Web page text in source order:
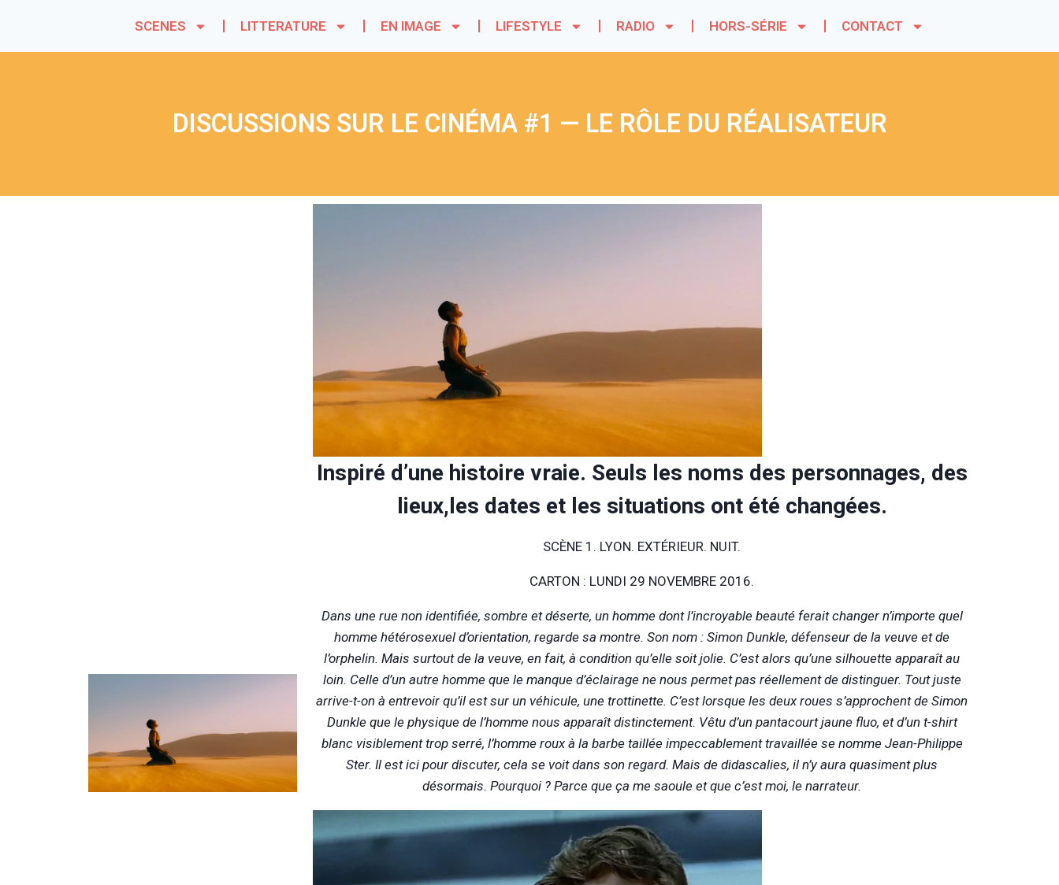
SCENES LITTERATURE EN IMAGE LIFESTYLE RADIO HORS-SÉRIE CONTACT
DISCUSSIONS SUR LE CINÉMA #1 — LE RÔLE DU RÉALISATEUR
Inspiré d’une histoire vraie. Seuls les noms des personnages, des
lieux,les dates et les situations ont été changées.
SCÈNE 1. LYON. EXTÉRIEUR. NUIT.
CARTON : LUNDI 29 NOVEMBRE 2016.
Dans une rue non identifiée, sombre et déserte, un homme dont l’incroyable beauté ferait changer n’importe quel
homme hétérosexuel d’orientation, regarde sa montre. Son nom : Simon Dunkle, défenseur de la veuve et de
l’orphelin. Mais surtout de la veuve, en fait, à condition qu’elle soit jolie. C’est alors qu’une silhouette apparaît au
loin. Celle d’un autre homme que le manque d’éclairage ne nous permet pas réellement de distinguer. Tout juste
arrive-t-on à entrevoir qu’il est sur un véhicule, une trottinette. C’est lorsque les deux roues s’approchent de Simon
Dunkle que le physique de l’homme nous apparaît distinctement. Vêtu d’un pantacourt jaune fluo, et d’un t-shirt
blanc visiblement trop serré, l’homme roux à la barbe taillée impeccablement travaillée se nomme Jean-Philippe
Ster. Il est ici pour discuter, cela se voit dans son regard. Mais de didascalies, il n’y aura quasiment plus
désormais. Pourquoi ? Parce que ça me saoule et que c’est moi, le narrateur.